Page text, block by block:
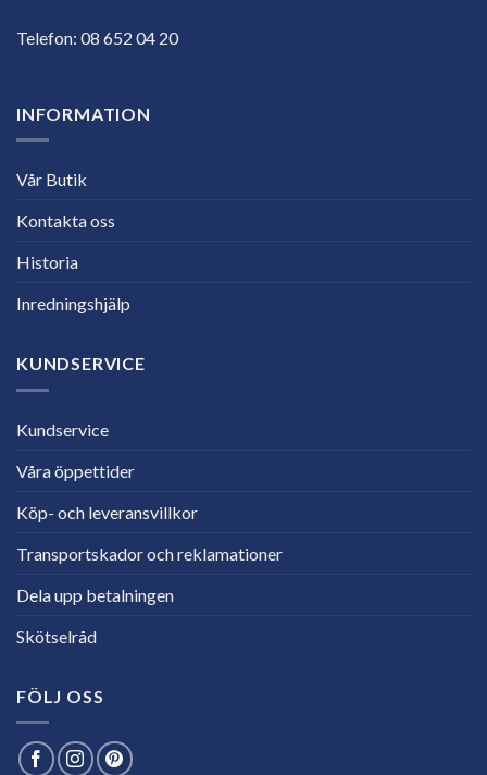
Telefon: 08 652 04 20
INFORMATION
Vår Butik
Kontakta oss
Historia
Inredningshjälp
KUNDSERVICE
Kundservice
Våra öppettider
Köp- och leveransvillkor
Transportskador och reklamationer
Dela upp betalningen
Skötselråd
FÖLJ OSS